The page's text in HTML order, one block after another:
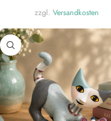
zzgl. Versandkosten